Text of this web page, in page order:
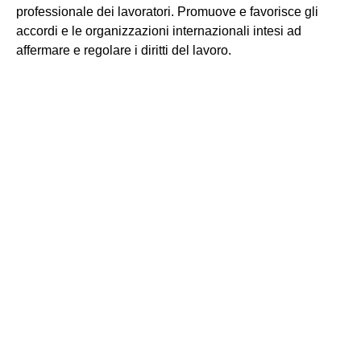
professionale dei lavoratori. Promuove e favorisce gli
accordi e le organizzazioni internazionali intesi ad
affermare e regolare i diritti del lavoro.